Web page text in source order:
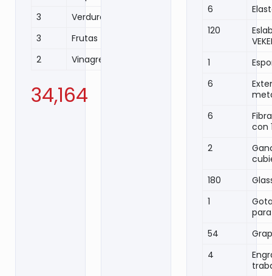
3
Verduras
3
Frutas
2
Vinagre (Litros)
34,164
6
120
1
6
6
con
2
180
1
54
4